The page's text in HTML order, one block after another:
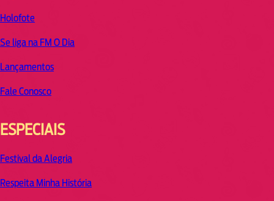
Holofote
Se liga na FM O Dia
Lançamentos
Fale Conosco
ESPECIAIS
Festival da Alegria
Respeita Minha História